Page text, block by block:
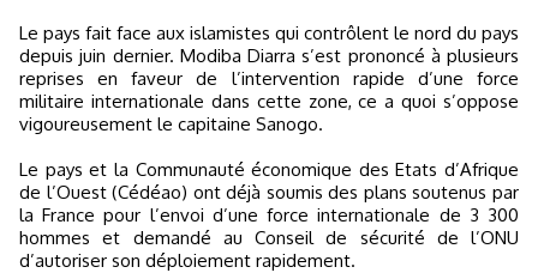
Le pays fait face aux islamistes qui contrôlent le nord du pays
depuis juin dernier. Modiba Diarra s’est prononcé à plusieurs
reprises en faveur de l’intervention rapide d’une force
militaire internationale dans cette zone, ce a quoi s’oppose
vigoureusement le capitaine Sanogo.
Le pays et la Communauté économique des Etats d’Afrique
de l’Ouest (Cédéao) ont déjà soumis des plans soutenus par
la France pour l’envoi d’une force internationale de 3 300
hommes et demandé au Conseil de sécurité de l’ONU
d’autoriser son déploiement rapidement.